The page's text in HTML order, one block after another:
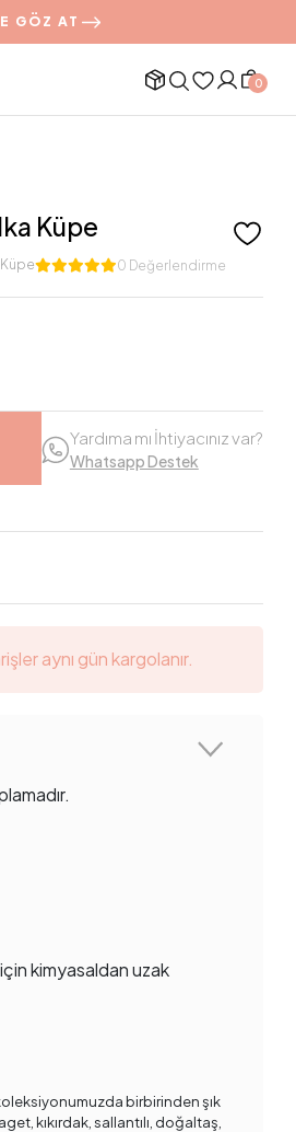
GÖZ AT
0
Küpe
0 Değerlendirme
Yardıma mı İhtiyacınız var?
Whatsapp Destek
aynı gün kargolanır.
kimyasaldan uzak
birbirinden şık
kıkırdak, sallantılı, doğaltaş,